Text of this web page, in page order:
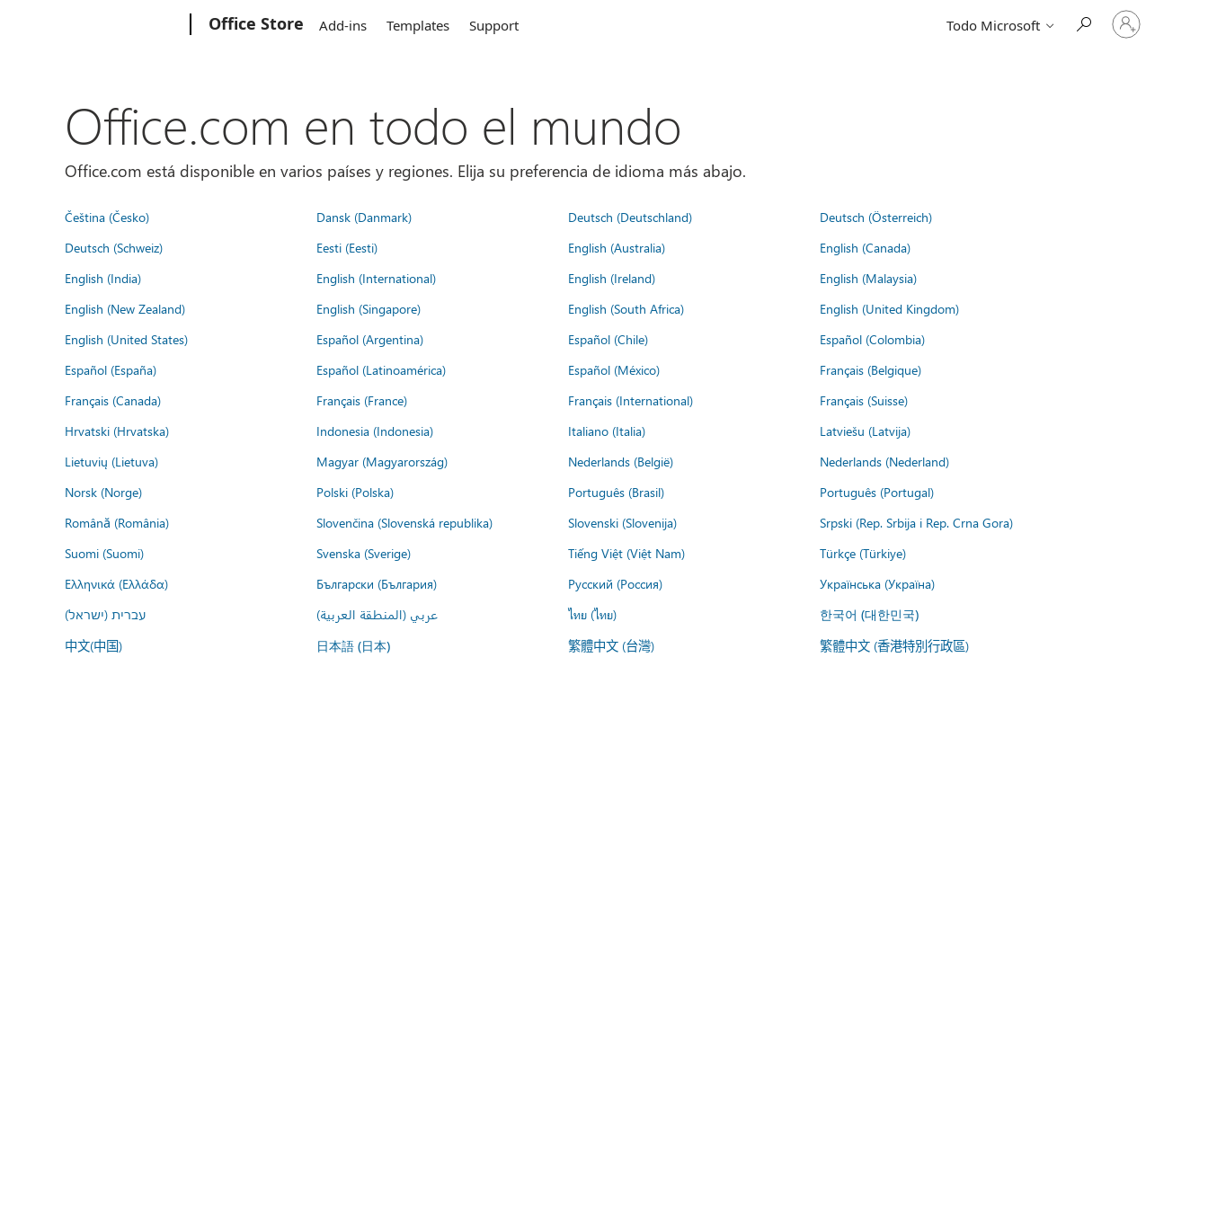
Office Store Add-ins Templates Support Todo Microsoft
Iniciar
sesión
Office.com en todo el mundo
Office.com está disponible en varios países y regiones. Elija su preferencia de idioma más abajo.
Čeština (Česko) Dansk (Danmark) Deutsch (Deutschland)
Deutsch (Österreich)
Deutsch (Schweiz)
Eesti (Eesti) English (Australia)
English (Canada)
English (India)
English (International) English (Ireland)
English (Malaysia)
English (New Zealand)
English (Singapore) English (South Africa)
English (United Kingdom)
English (United States)
Español (Argentina) Español (Chile)
Español (Colombia)
Español (España)
Español (Latinoamérica) Español (México)
Français (Belgique)
Français (Canada)
Français (France) Français (International)
Français (Suisse)
Hrvatski (Hrvatska)
Indonesia (Indonesia) Italiano (Italia)
Latviešu (Latvija)
Lietuvių (Lietuva)
Magyar (Magyarország) Nederlands (België)
Nederlands (Nederland)
Norsk (Norge)
Polski (Polska) Português (Brasil)
Português (Portugal)
Română (România)
Slovenčina (Slovenská republika) Slovenski (Slovenija)
Srpski (Rep. Srbija i Rep. Crna Gora)
Suomi (Suomi)
Svenska (Sverige) Tiếng Việt (Việt Nam)
Türkçe (Türkiye)
Ελληνικά (Ελλάδα)
Български (България) Русский (Россия)
Українська (Україна)
עברית (ישראל)
عربي (المنطقة العربية) ไทย (ไทย) 한국어 (대한민국)
中文(中国) 日本語 (日本) 繁體中文 (台灣) 繁體中文 (香港特別行政區)